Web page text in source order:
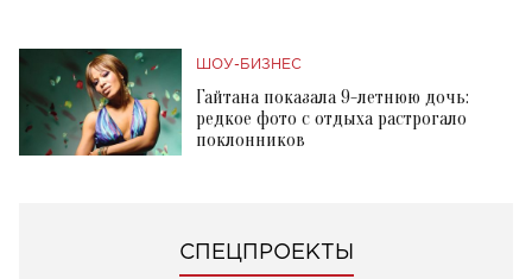
ШОУ-БИЗНЕС
Гайтана показала 9-летнюю дочь:
редкое фото с отдыха растрогало
поклонников
СПЕЦПРОЕКТЫ